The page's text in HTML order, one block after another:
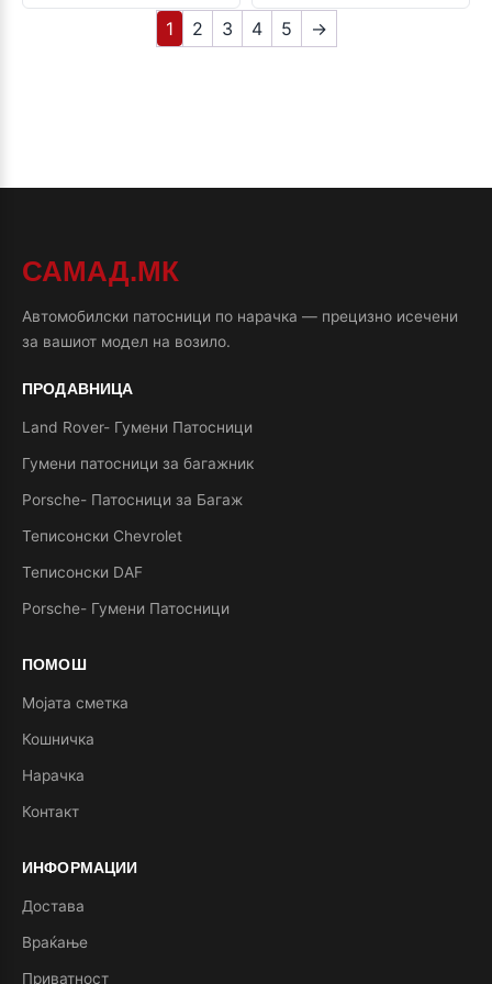
1 2 3 4 5 →
САМАД.МК
Автомобилски патосници по нарачка — прецизно исечени
за вашиот модел на возило.
ПРОДАВНИЦА
Land Rover- Гумени Патосници
Гумени патосници за багажник
Porsche- Патосници за Багаж
Теписонски Chevrolet
Теписонски DAF
Porsche- Гумени Патосници
ПОМОШ
Мојата сметка
Кошничка
Нарачка
Контакт
ИНФОРМАЦИИ
Достава
Враќање
Приватност